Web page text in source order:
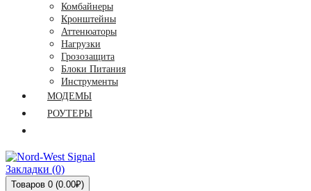
Комбайнеры
Кронштейны
Аттенюаторы
Нагрузки
Грозозащита
Блоки Питания
Инструменты
МОДЕМЫ
РОУТЕРЫ
Закладки (0)
Товаров 0 (0.00₽)